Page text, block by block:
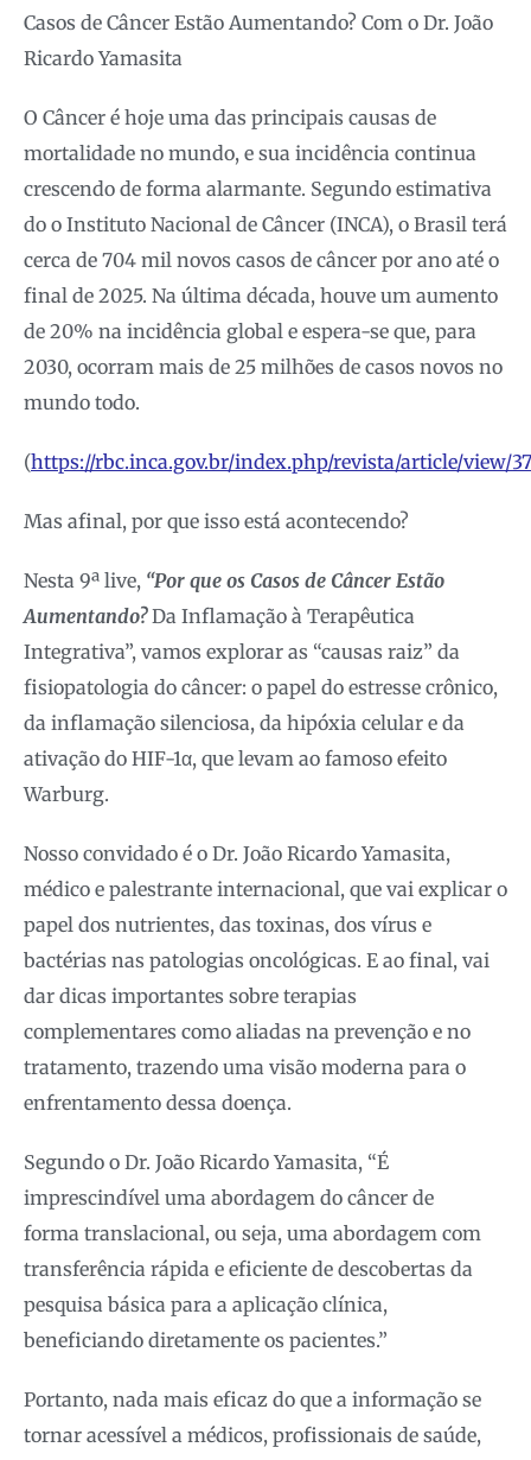
Casos de Câncer Estão Aumentando? Com o Dr. João
Ricardo Yamasita
O Câncer é hoje uma das principais causas de
mortalidade no mundo, e sua incidência continua
crescendo de forma alarmante. Segundo estimativa
do o Instituto Nacional de Câncer (INCA), o Brasil terá
cerca de 704 mil novos casos de câncer por ano até o
final de 2025. Na última década, houve um aumento
de 20% na incidência global e espera-se que, para
2030, ocorram mais de 25 milhões de casos novos no
mundo todo.
(https://rbc.inca.gov.br/index.php/revista/article/view/
Mas afinal, por que isso está acontecendo?
Nesta 9ª live, “Por que os Casos de Câncer Estão
Aumentando?Da Inflamação à Terapêutica
Integrativa”, vamos explorar as “causas raiz” da
fisiopatologia do câncer: o papel do estresse crônico,
da inflamação silenciosa, da hipóxia celular e da
ativação do HIF-1α, que levam ao famoso efeito
Warburg.
Nosso convidado é o Dr. João Ricardo Yamasita,
médico e palestrante internacional, que vai explicar o
papel dos nutrientes, das toxinas, dos vírus e
bactérias nas patologias oncológicas. E ao final, vai
dar dicas importantes sobre terapias
complementares como aliadas na prevenção e no
tratamento, trazendo uma visão moderna para o
enfrentamento dessa doença.
Segundo o Dr. João Ricardo Yamasita, “É
imprescindível uma abordagem do câncer de
forma translacional, ou seja, uma abordagem com
transferência rápida e eficiente de descobertas da
pesquisa básica para a aplicação clínica,
beneficiando diretamente os pacientes.”
Portanto, nada mais eficaz do que a informação se
tornar acessível a médicos, profissionais de saúde,